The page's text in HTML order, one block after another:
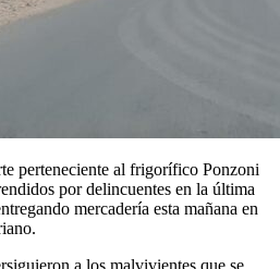
perteneciente al frigorífico Ponzoni
por delincuentes en la última
mercadería esta mañana en
a los malvivientes que se